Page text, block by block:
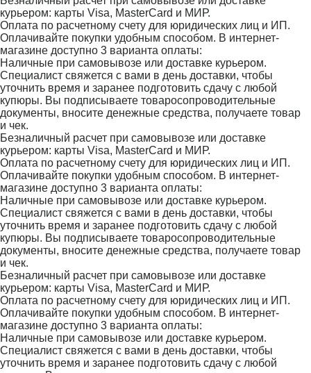
курьером: карты Visa, MasterCard и МИР.
Оплата по расчетному счету для юридических лиц и ИП.
Оплачивайте покупки удобным способом. В интернет-
магазине доступно 3 варианта оплаты:
Наличные при самовывозе или доставке курьером.
Специалист свяжется с вами в день доставки, чтобы
уточнить время и заранее подготовить сдачу с любой
купюры. Вы подписываете товаросопроводительные
документы, вносите денежные средства, получаете товар
и чек.
Безналичный расчет при самовывозе или доставке
курьером: карты Visa, MasterCard и МИР.
Оплата по расчетному счету для юридических лиц и ИП.
Оплачивайте покупки удобным способом. В интернет-
магазине доступно 3 варианта оплаты:
Наличные при самовывозе или доставке курьером.
Специалист свяжется с вами в день доставки, чтобы
уточнить время и заранее подготовить сдачу с любой
купюры. Вы подписываете товаросопроводительные
документы, вносите денежные средства, получаете товар
и чек.
Безналичный расчет при самовывозе или доставке
курьером: карты Visa, MasterCard и МИР.
Оплата по расчетному счету для юридических лиц и ИП.
Оплачивайте покупки удобным способом. В интернет-
магазине доступно 3 варианта оплаты:
Наличные при самовывозе или доставке курьером.
Специалист свяжется с вами в день доставки, чтобы
уточнить время и заранее подготовить сдачу с любой